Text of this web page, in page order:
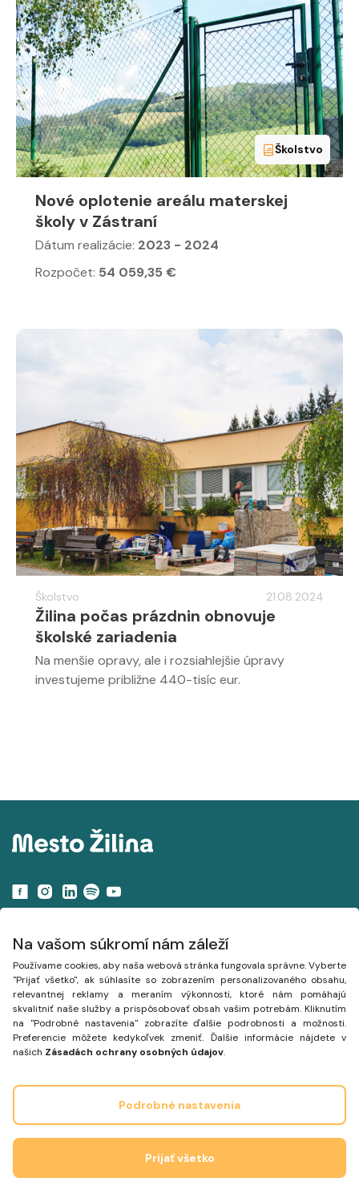
Školstvo
Nové oplotenie areálu materskej
školy v Zástraní
Dátum realizácie: 2023 - 2024
Rozpočet: 54 059,35 €
Školstvo 21.08.2024
Žilina počas prázdnin obnovuje
školské zariadenia
Na menšie opravy, ale i rozsiahlejšie úpravy
investujeme približne 440-tisíc eur.
Navigácia
Projekty
Mapa
Články
Na vašom súkromí nám záleží
Používame cookies, aby naša webová stránka fungovala správne. Vyberte
"Prijať všetko", ak súhlasíte so zobrazením personalizovaného obsahu,
relevantnej reklamy a meraním výkonnosti, ktoré nám pomáhajú
skvalitniť naše služby a prispôsobovať obsah vašim potrebám. Kliknutím
na "Podrobné nastavenia" zobrazíte ďalšie podrobnosti a možnosti.
Preferencie môžete kedykoľvek zmeniť. Ďalšie informácie nájdete v
našich Zásadách ochrany osobných údajov.
Prijať všetko
Podrobné nastavenia